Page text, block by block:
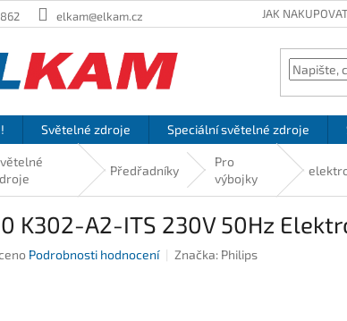
elkam@elkam.cz JAK
Světelné zdroje Speciální světelné zdroje
Předřadníky
Pro
výbojky
K302-A2-ITS 230V 50Hz
Podrobnosti hodnocení Značka: Philips